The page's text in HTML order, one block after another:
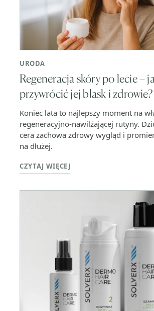
URODA
Regeneracja skóry po lecie –
przywrócić jej blask i zdrowie?
Koniec lata to najlepszy moment na
regeneracyjno-nawilżającej rutyny.
cera zachowa zdrowy wygląd i
na dłużej.
CZYTAJ WIĘCEJ